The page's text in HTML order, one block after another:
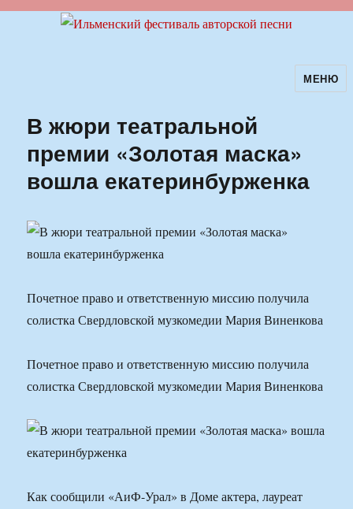
Ильменский фестиваль авторскойМЕНЮ
В жюри театральной
премии «Золотая маска»
вошла екатеринбурженка
Почетное право и ответственную миссию получила
солистка Свердловской музкомедии Мария Виненкова
Почетное право и ответственную миссию получила
солистка Свердловской музкомедии Мария Виненкова
Как сообщили «АиФ-Урал» в Доме актера, лауреат